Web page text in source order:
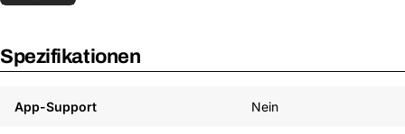
Spezifikationen
App-Support Nein